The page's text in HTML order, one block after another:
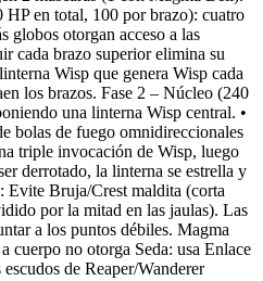
HP en total, 100 por brazo): cuatro
globos otorgan acceso a las
cada brazo superior elimina su
Wisp que genera Wisp cada
los brazos. Fase 2 – Núcleo (240
una linterna Wisp central. •
bolas de fuego omnidireccionales
triple invocación de Wisp, luego
derrotado, la linterna se estrella y
Evite Bruja/Crest maldita (corta
por la mitad en las jaulas). Las
a los puntos débiles. Magma
cuerpo no otorga Seda: usa Enlace
de Reaper/Wanderer